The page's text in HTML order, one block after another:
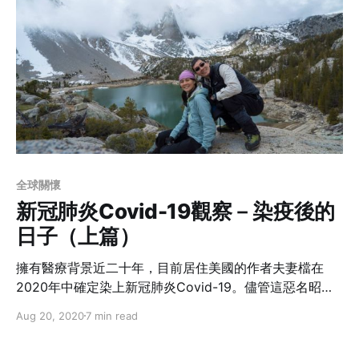
全球關懷
新冠肺炎Covid-19觀察－染疫後的
日子（上篇）
擁有醫療背景近二十年，目前居住美國的作者夫妻檔在
2020年中確定染上新冠肺炎Covid-19。儘管這惡名昭彰
以及療養過程，希望透過分享自己的經驗，讓身處世界各
Aug 20, 20207 min read